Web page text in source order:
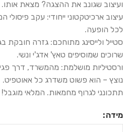
ועיצוב שגונב את ההצגה? מצאת אותו.
עיצוב ארכיטקטוני ייחודי: עקב
לכל הופעה.
סטייל ולייסינג מתוחכם: גזרה חובקת
שרוכים שמוסיפים טאץ' אדג'י ונשי.
ורסטיליות מושלמת: מהמשרד, דרך
נוצץ – הוא פשוט משדרג כל אאוטפיט.
תתכונני לגרוף מחמאות. המלאי מוגבל!
מידה